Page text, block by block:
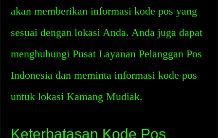
akan memberikan informasi kode pos yang
sesuai dengan lokasi Anda. Anda juga dapat
menghubungi Pusat Layanan Pelanggan Pos
Indonesia dan meminta informasi kode pos
untuk lokasi Kamang Mudiak.
Keterbatasan Kode Pos